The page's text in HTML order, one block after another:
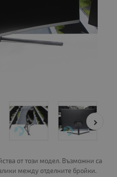
от този модел. Възможни са
между отделните бройки.